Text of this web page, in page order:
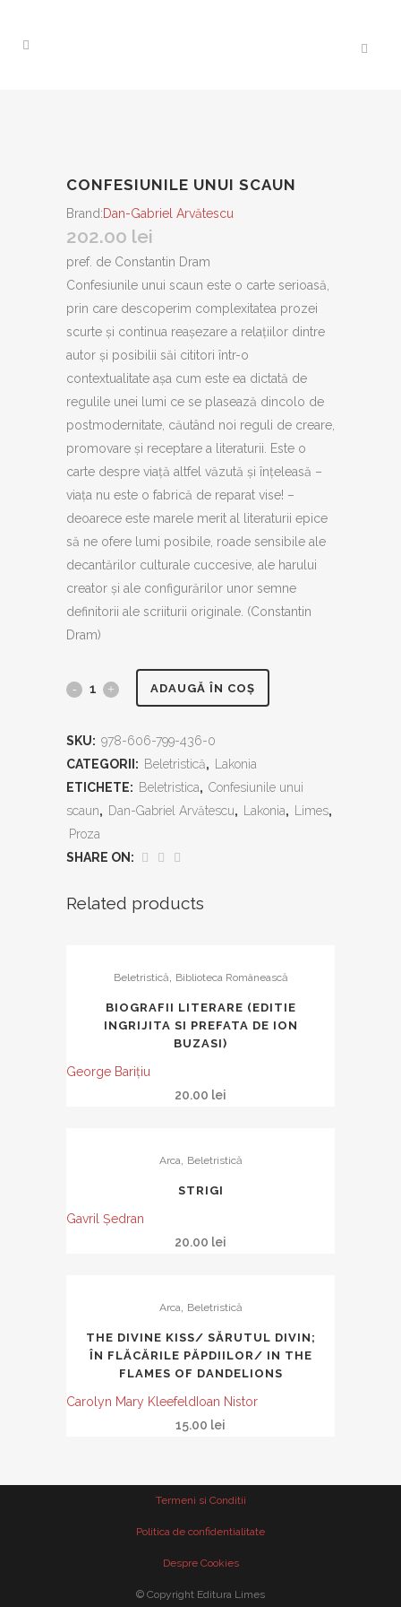
CONFESIUNILE UNUI SCAUN
Brand:Dan-Gabriel Arvătescu
202.00 lei
pref. de Constantin Dram
Confesiunile unui scaun este o carte serioasă,
prin care descoperim complexitatea prozei
scurte și continua reașezare a relațiilor dintre
autor și posibilii săi cititori într-o
contextualitate așa cum este ea dictată de
regulile unei lumi ce se plasează dincolo de
postmodernitate, căutând noi reguli de creare,
promovare și receptare a literaturii. Este o
carte despre viață altfel văzută și înțeleasă –
viața nu este o fabrică de reparat vise! –
deoarece este marele merit al literaturii epice
să ne ofere lumi posibile, roade sensibile ale
decantărilor culturale cuccesive, ale harului
creator și ale configurărilor unor semne
definitorii ale scriiturii originale. (Constantin
Dram)
Confesiunile
quantity
ADAUGĂ ÎN COȘ
SKU: 978-606-799-436-0
CATEGORII: Beletristică,
Lakonia
ETICHETE: Beletristica, Confesiunile unui
scaun, Dan-Gabriel Arvătescu, Lakonia, Limes,
Proza
SHARE ON:
Related products
Beletristică Biblioteca Românească
BIOGRAFII LITERARE (EDITIE
INGRIJITA SI PREFATA DE ION
BUZASI)
George Bariţiu
20.00 lei
Arca Beletristică
STRIGI
Gavril Ședran
20.00 lei
Arca Beletristică
THE DIVINE KISS/ SĂRUTUL DIVIN;
ÎN FLĂCĂRILE PĂPDIILOR/ IN THE
FLAMES OF DANDELIONS
Carolyn Mary Kleefeld Ioan Nistor
15.00 lei
Termeni si Conditii
Politica de confidentialitate
Despre Cookies
© Copyright Editura Limes